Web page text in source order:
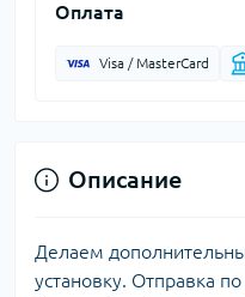
Оплата
Visa / MasterCard
Описание
Делаем
установку. Отправка